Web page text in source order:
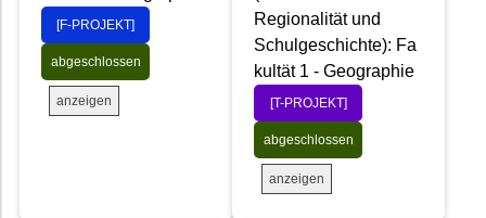
[F-PROJEKT]
abgeschlossen
anzeigen
Regionalität und
Schulgeschichte): Fa
kultät 1 - Geographie
[T-PROJEKT]
abgeschlossen
anzeigen